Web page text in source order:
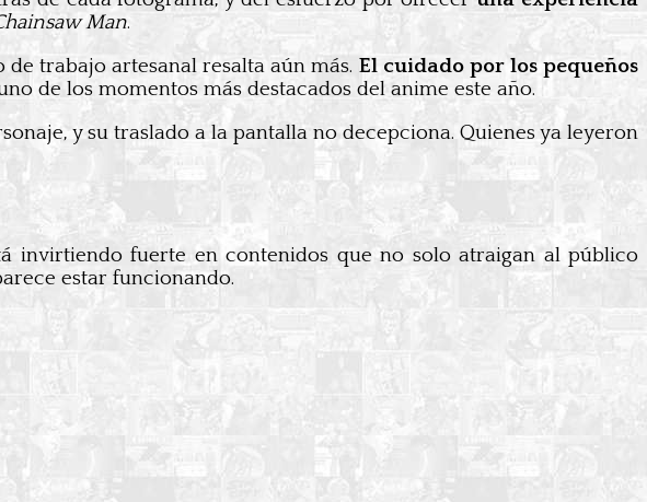
Man.
trabajo artesanal resalta aún más. El cuidado por los pequeños
de los momentos más destacados del anime este año.
y su traslado a la pantalla no decepciona. Quienes ya leyeron
invirtiendo fuerte en contenidos que no solo atraigan al público
estar funcionando.